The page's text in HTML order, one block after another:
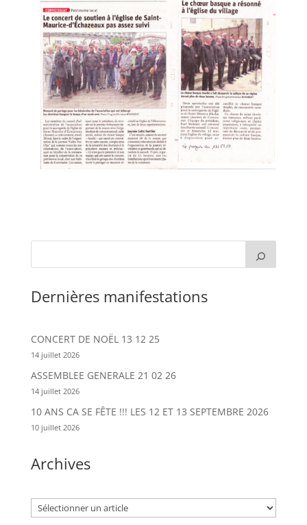
Dernières manifestations
CONCERT DE NOËL 13 12 25
14 juillet 2026
ASSEMBLEE GENERALE 21 02 26
14 juillet 2026
10 ANS CA SE FÊTE !!! LES 12 ET 13 SEPTEMBRE 2026
10 juillet 2026
Archives